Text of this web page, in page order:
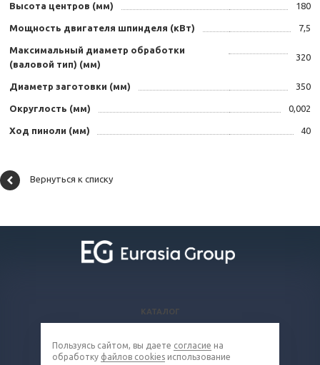
Высота центров (мм) 180
Мощность двигателя шпинделя (кВт) 7,5
Максимальный диаметр обработки
(валовой тип) (мм)
320
Диаметр заготовки (мм) 350
Округлость (мм) 0,002
Ход пиноли (мм) 40
Вернуться к списку
КАТАЛОГ
КОМПАНИЯ
Пользуясь сайтом, вы даете согласие на
обработку файлов cookies использование